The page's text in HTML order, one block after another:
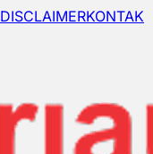
DISCLAIMERKONTAK